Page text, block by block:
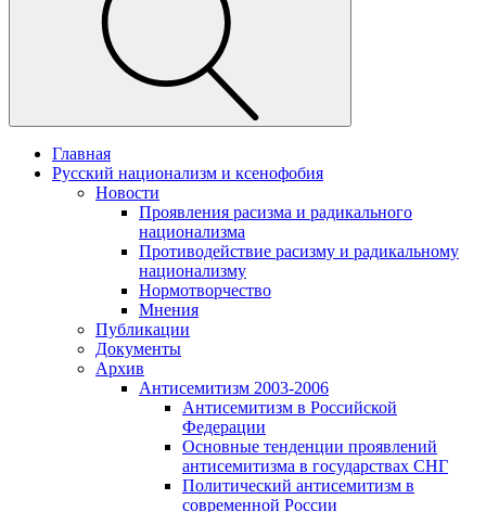
Главная
Русский национализм и ксенофобия
Новости
Проявления расизма и радикального
национализма
Противодействие расизму и радикальному
национализму
Нормотворчество
Мнения
Публикации
Документы
Архив
Антисемитизм 2003-2006
Антисемитизм в Российской
Федерации
Основные тенденции проявлений
антисемитизма в государствах СНГ
Политический антисемитизм в
современной России